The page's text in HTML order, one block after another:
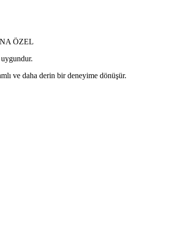
ÖZEL
ve daha derin bir deneyime dönüşür.